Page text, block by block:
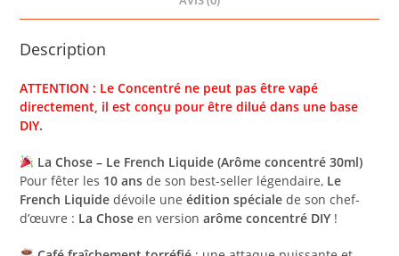
Description
ATTENTION : Le Concentré ne peut pas être vapé
directement, il est conçu pour être dilué dans une base
DIY.
La Chose – Le French Liquide (Arôme concentré 30ml)
Pour fêter les 10 ans de son best-seller légendaire, Le
French Liquide dévoile uneédition spéciale de son chef-
d’œuvre : La Chose en versionarôme concentré DIY !